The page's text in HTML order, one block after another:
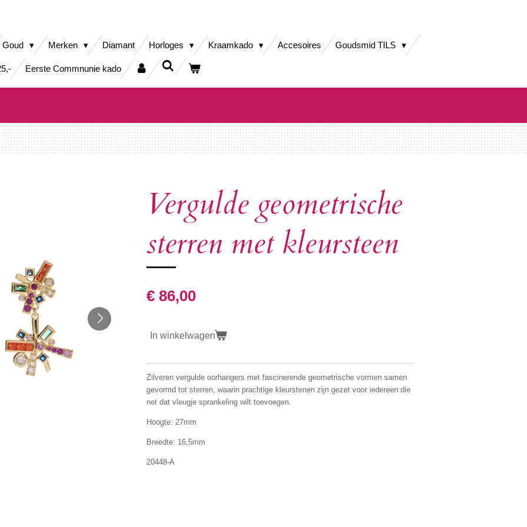
Goud Merken Diamant Horloges Kraamkado Accesoires Goudsmid TILS
Eerste Commnunie kado
Vergulde geometrische
sterren met kleursteen
€ 86,00
In winkelwagen
Zilveren vergulde oorhangers met fascinerende geometrische vormen samen
gevormd tot sterren, waarin prachtige kleurstenen zijn gezet voor iedereen die
net dat vleugje sprankeling wilt toevoegen.
Hoogte: 27mm
Breedte: 16,5mm
20448-A